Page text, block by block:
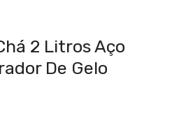
2 Litros Aço
De Gelo